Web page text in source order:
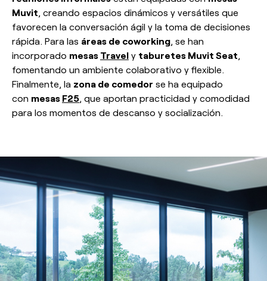
Muvit , creando espacios dinámicos y versátiles que
favorecen la conversación ágil y la toma de decisiones
rápida. Para las áreas de coworking , se han
incorporado mesas Travel y taburetes Muvit Seat
fomentando un ambiente colaborativo y flexible.
Finalmente, la zona de comedor se ha equipado
con mesas F25 , que aportan practicidad y comodidad
para los momentos de descanso y socialización.